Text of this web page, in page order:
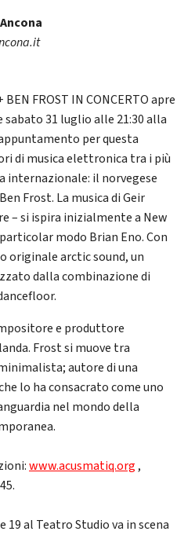
FROST IN CONCERTO apre
sabato 31 luglio alle 21:30 alla
per questa
di musica elettronica tra i più
internazionale: il norvegese
Frost. La musica di Geir
– si ispira inizialmente a New
modo Brian Eno. Con
originale arctic sound, un
dalla combinazione di
e produttore
Frost si muove tra
autore di una
lo ha consacrato come uno
nel mondo della
www.acusmatiq.org ,
al Teatro Studio va in scena